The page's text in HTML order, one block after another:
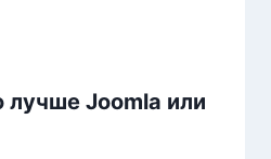
лучше Joomla или